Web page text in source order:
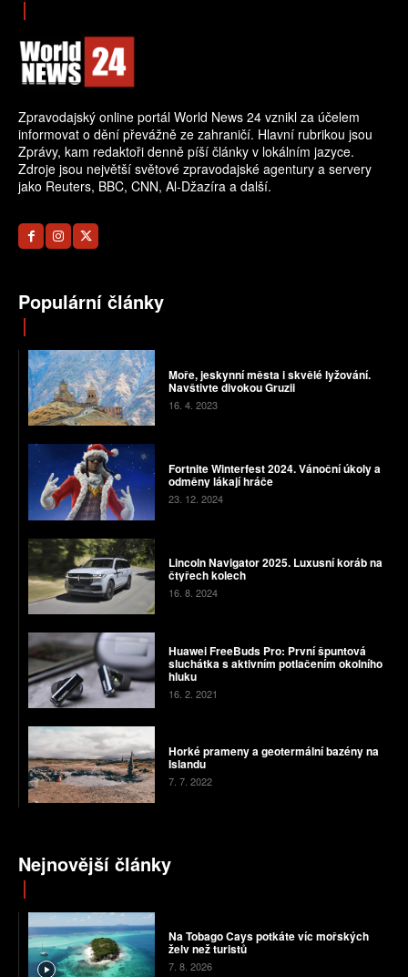
Zpravodajský online portál World News 24 vznikl za účelem
informovat o dění převážně ze zahraničí. Hlavní rubrikou jsou
Zprávy, kam redaktoři denně píší články v lokálním jazyce.
Zdroje jsou největší světové zpravodajské agentury a servery
jako Reuters, BBC, CNN, Al-Džazíra a další.
Populární články
Moře, jeskynní města i skvělé lyžování.
Navštivte divokou Gruzii
16. 4. 2023
Fortnite Winterfest 2024. Vánoční úkoly a
odměny lákají hráče
23. 12. 2024
Lincoln Navigator 2025. Luxusní koráb na
čtyřech kolech
16. 8. 2024
Huawei FreeBuds Pro: První špuntová
sluchátka s aktivním potlačením okolního
hluku
16. 2. 2021
Horké prameny a geotermální bazény na
Islandu
7. 7. 2022
Nejnovější články
Na Tobago Cays potkáte víc mořských
želv než turistů
7. 8. 2026